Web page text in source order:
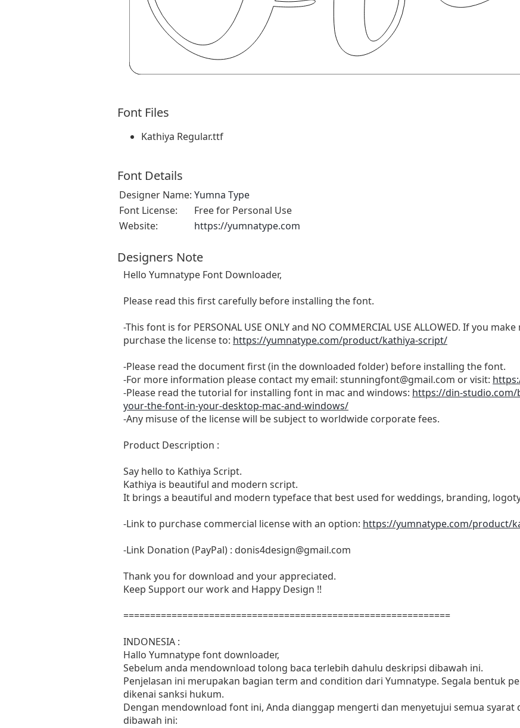
Font Files
Kathiya Regular.ttf
Font Details
Designer Name: Yumna Type
Font License:
Free for Personal Use
Website:
https://yumnatype.com
Designers Note
Hello Yumnatype Font Downloader,
Please read this first carefully before installing the font.
-This font is for PERSONAL USE ONLY and NO COMMERCIAL USE ALLOWED. If you
purchase the license to: https://yumnatype.com/product/kathiya-script/
-Please read the document first (in the downloaded folder) before installing the font.
-For more information please contact my email: stunningfont@gmail.com or visit:
-Please read the tutorial for installing font in mac and windows: https://din-studio.com/
your-the-font-in-your-desktop-mac-and-windows/
-Any misuse of the license will be subject to worldwide corporate fees.
Product Description :
Say hello to Kathiya Script.
Kathiya is beautiful and modern script.
It brings a beautiful and modern typeface that best used for weddings, branding,
-Link to purchase commercial license with an option: https://yumnatype.com/product/
-Link Donation (PayPal) : donis4design@gmail.com
Thank you for download and your appreciated.
Keep Support our work and Happy Design !!
=============================================================
INDONESIA :
Hallo Yumnatype font downloader,
Sebelum anda mendownload tolong baca terlebih dahulu deskripsi dibawah ini.
Penjelasan ini merupakan bagian term and condition dari Yumnatype. Segala bentuk
dikenai sanksi hukum.
Dengan mendownload font ini, Anda dianggap mengerti dan menyetujui semua
dibawah ini: